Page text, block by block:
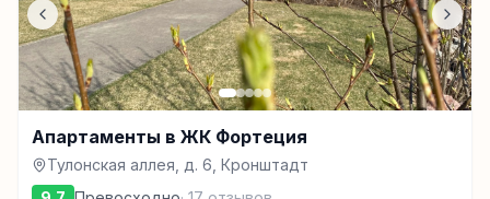
Апартаменты в ЖК Фортеция
Тулонская аллея, д. 6, Кронштадт